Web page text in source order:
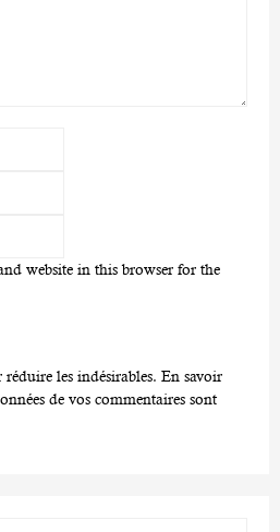
website in this browser for the
les indésirables. En savoir
de vos commentaires sont